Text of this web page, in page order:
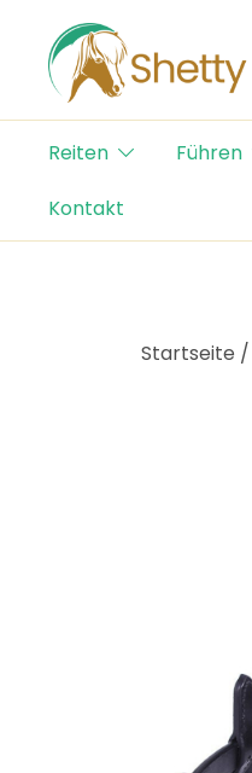
content
Shetty Shop
Der Schweizer
Reiten
Führen
Kontakt
Startseite /